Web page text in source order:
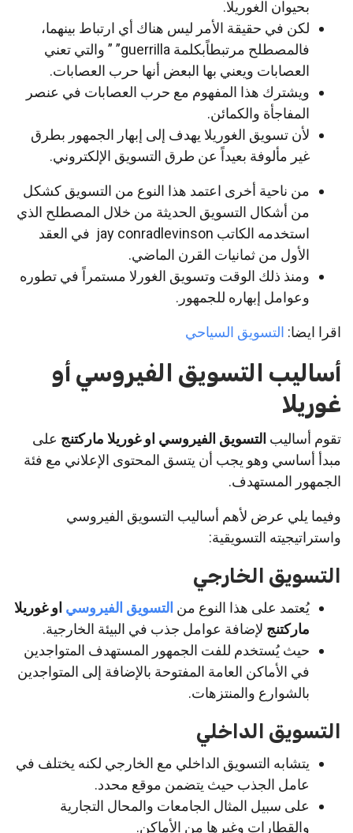
بحيوان الغوريلا.
لكن في حقيقة الأمر ليس هناك أي ارتباط بينهما،
فالمصطلح مرتبطاًبكلمة guerrilla” ” والتي تعني
العصابات ويعني بها البعض أنها حرب العصابات.
ويشترك هذا المفهوم مع حرب العصابات في عنصر
المفاجأة والكمائن.
لأن تسويق الغوريلا يهدف إلى إبهار الجمهور بطرق
غير مألوفة بعيداً عن طرق التسويق الإلكتروني.
من ناحية أخرى اعتمد هذا النوع من التسويق كشكل
من أشكال التسويق الحديثة من خلال المصطلح الذي
استخدمه الكاتب jay conradlevinson في العقد
الأول من ثمانيات القرن الماضي.
ومنذ ذلك الوقت وتسويق الغورلا مستمراً في تطوره
وعوامل إبهاره للجمهور.
اقرا ايضا: التسويق السياحي
أساليب التسويق الفيروسي أو
غوريلا
تقوم أساليب التسويق الفيروسي او غوريلا ماركتنج على
مبدأ أساسي وهو يجب أن يتسق المحتوى الإعلاني مع فئة
الجمهور المستهدف.
وفيما يلي عرض لأهم أساليب التسويق الفيروسي
واستراتيجيته التسويقية:
التسويق الخارجي
يُعتمد على هذا النوع من التسويق الفيروسي او غوريلا
ماركتنج لإضافة عوامل جذب في البيئة الخارجية.
حيث يُستخدم للفت الجمهور المستهدف المتواجدين
في الأماكن العامة المفتوحة بالإضافة إلى المتواجدين
بالشوارع والمنتزهات.
التسويق الداخلي
يتشابه التسويق الداخلي مع الخارجي لكنه يختلف في
عامل الجذب حيث يتضمن موقع محدد.
على سبيل المثال الجامعات والمحال التجارية
والقطارات وغيرها من الأماكن.